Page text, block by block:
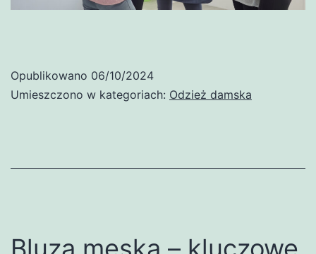
Opublikowano 06/10/2024
Umieszczono w kategoriach: Odzież damska